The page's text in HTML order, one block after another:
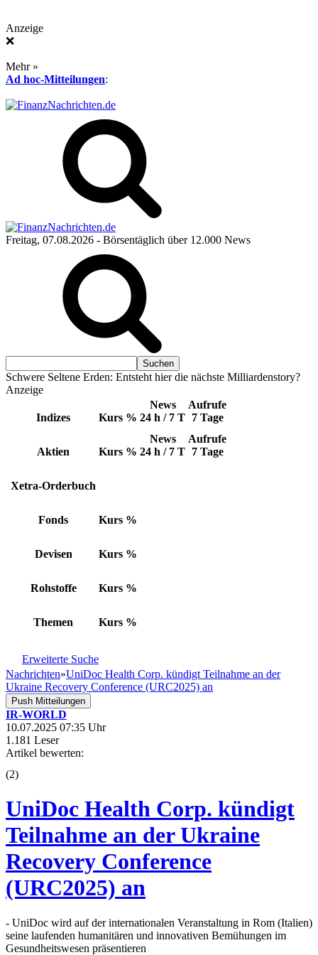
Anzeige
❌
Mehr »
Ad hoc-Mitteilungen:
Freitag, 07.08.2026 - Börsentäglich über 12.000 News
Schwere Seltene Erden: Entsteht hier die nächste Milliardenstory?
Anzeige
Indizes Kurs %
News
24 h / 7 T
Aufrufe
7 Tage
Aktien Kurs %
News
24 h / 7 T
Aufrufe
7 Tage
Xetra-Orderbuch
Fonds Kurs %
Devisen Kurs %
Rohstoffe Kurs %
Themen Kurs %
Erweiterte Suche
Nachrichten»UniDoc Health Corp. kündigt Teilnahme an der
Ukraine Recovery Conference (URC2025) an
Push Mitteilungen
IR-WORLD
10.07.2025 07:35 Uhr
1.181 Leser
Artikel bewerten:
(2)
UniDoc Health Corp. kündigt
Teilnahme an der Ukraine
Recovery Conference
(URC2025) an
- UniDoc wird auf der internationalen Veranstaltung in Rom (Italien)
seine laufenden humanitären und innovativen Bemühungen im
Gesundheitswesen präsentieren